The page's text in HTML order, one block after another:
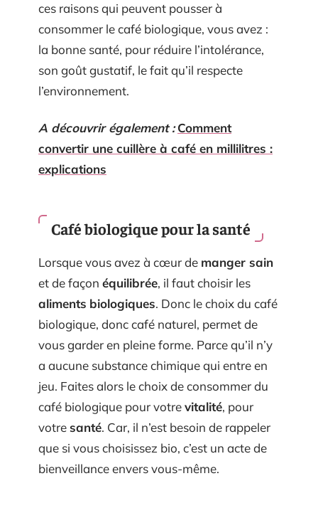
ces raisons qui peuvent pousser à
consommer le café biologique, vous avez :
la bonne santé, pour réduire l’intolérance,
son goût gustatif, le fait qu’il respecte
l’environnement.
A découvrir également : Comment
convertir une cuillère à café en millilitres :
explications
Café biologique pour la santé
Lorsque vous avez à cœur de manger sain
et de façon équilibrée, il faut choisir les
aliments biologiques. Donc le choix du café
biologique, donc café naturel, permet de
vous garder en pleine forme. Parce qu’il n’y
a aucune substance chimique qui entre en
jeu. Faites alors le choix de consommer du
café biologique pour votrevitalité, pour
votresanté. Car, il n’est besoin de rappeler
que si vous choisissez bio, c’est un acte de
bienveillance envers vous-même.